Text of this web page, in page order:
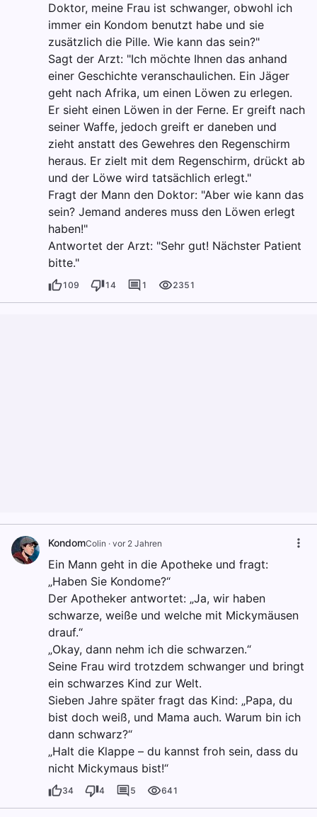
Doktor, meine Frau ist schwanger, obwohl ich
immer ein Kondom benutzt habe und sie
zusätzlich die Pille. Wie kann das sein?"
Sagt der Arzt: "Ich möchte Ihnen das anhand
einer Geschichte veranschaulichen. Ein Jäger
geht nach Afrika, um einen Löwen zu erlegen.
Er sieht einen Löwen in der Ferne. Er greift nach
seiner Waffe, jedoch greift er daneben und
zieht anstatt des Gewehres den Regenschirm
heraus. Er zielt mit dem Regenschirm, drückt ab
und der Löwe wird tatsächlich erlegt."
Fragt der Mann den Doktor: "Aber wie kann das
sein? Jemand anderes muss den Löwen erlegt
haben!"
Antwortet der Arzt: "Sehr gut! Nächster Patient
bitte."
109 14 1 2351
KondomColin · vor 2 Jahren
Ein Mann geht in die Apotheke und fragt:
„Haben Sie Kondome?“
Der Apotheker antwortet: „Ja, wir haben
schwarze, weiße und welche mit Mickymäusen
drauf.“
„Okay, dann nehm ich die schwarzen.“
Seine Frau wird trotzdem schwanger und bringt
ein schwarzes Kind zur Welt.
Sieben Jahre später fragt das Kind: „Papa, du
bist doch weiß, und Mama auch. Warum bin ich
dann schwarz?“
„Halt die Klappe – du kannst froh sein, dass du
nicht Mickymaus bist!“
34 4 5 641